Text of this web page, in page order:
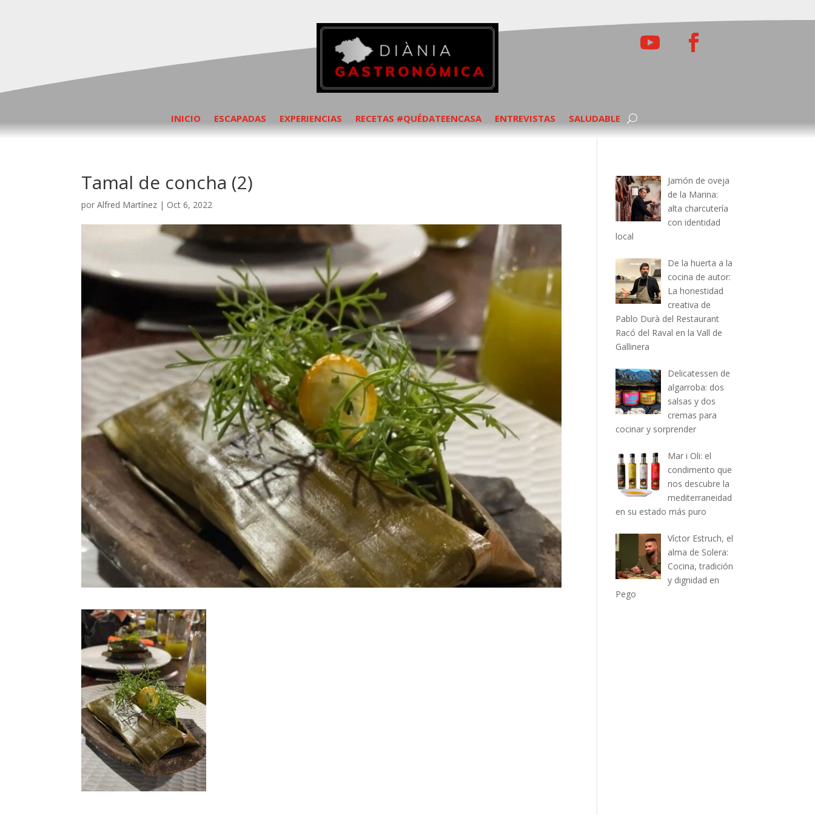
INICIO ESCAPADAS EXPERIENCIAS RECETAS #QUÉDATEENCASA ENTREVISTAS SALUDABLE
Tamal de concha (2)
porAlfred Martínez | Oct 6, 2022
Jamón de oveja
de la Marina:
alta charcutería
con identidad
local
De la huerta a la
cocina de autor:
La honestidad
creativa de
Pablo Durà del Restaurant
Racó del Raval en la Vall de
Gallinera
Delicatessen de
algarroba: dos
salsas y dos
cremas para
cocinar y sorprender
Mar i Oli: el
condimento que
nos descubre la
mediterraneidad
en su estado más puro
Víctor Estruch, el
alma de Solera:
Cocina, tradición
y dignidad en
Pego